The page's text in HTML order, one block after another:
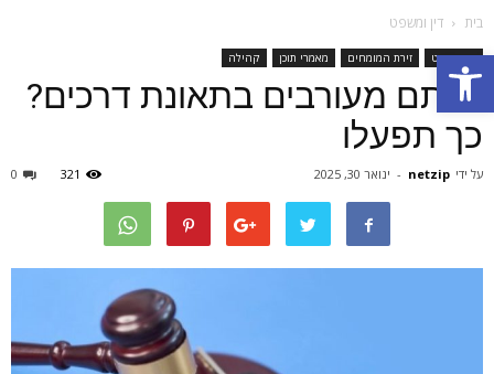
Open toolbar
בית דין ומשפט
דין ומשפט זירת המומחים מאמרי תוכן קהילה
הייתם מעורבים בתאונת דרכים?
כך תפעלו
על ידי netzip
- ינואר 30, 2025 0 321